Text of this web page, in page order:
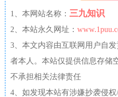
1、本网站名称： 三九知识
2、本站永久网址：
3、本文内容由互联网用户自
者本人。本站仅提供信息存储
不承担相关法律责任
4、如发现本站有涉嫌抄袭侵